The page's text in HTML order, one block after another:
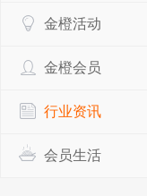
金橙活动
金橙会员
行业资讯
会员生活